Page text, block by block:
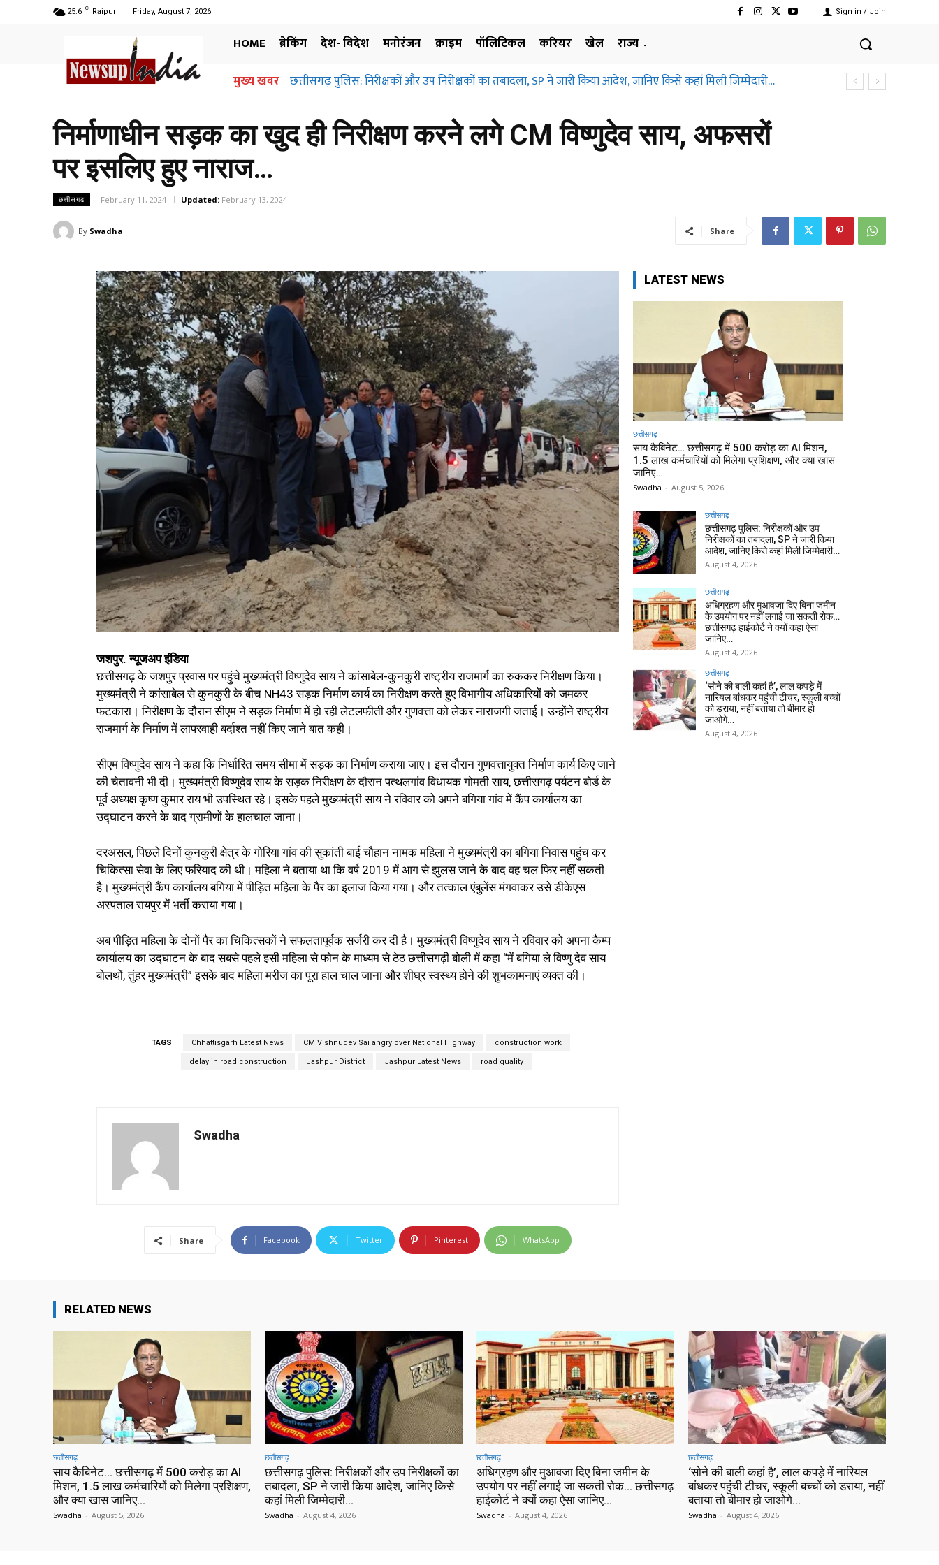
25.6 C Raipur Friday, August 7, 2026 Sign in / Join
HOME ब्रेकिंग देश- विदेश मनोरंजन क्राइम पॉलिटिकल करियर खेल
राज्य
मुख्य खबर छत्तीसगढ़ पुलिस: निरीक्षकों और उप निरीक्षकों का तबादला, SP ने जारी किया आदेश, जानिए किसे कहां मिली जिम्मेदारी…
निर्माणाधीन सड़क का खुद ही निरीक्षण करने लगे CM विष्णुदेव साय, अफसरों
पर इसलिए हुए नाराज…
छत्तीसगढ़ February 11, 2024 Updated: February 13, 2024
By Swadha Share
जशपुर. न्यूजअप इंडिया
छत्तीसगढ़ के जशपुर प्रवास पर पहुंचे मुख्यमंत्री विष्णुदेव साय ने कांसाबेल-कुनकुरी राष्ट्रीय राजमार्ग का रुककर निरीक्षण किया।
मुख्यमंत्री ने कांसाबेल से कुनकुरी के बीच NH43 सड़क निर्माण कार्य का निरीक्षण करते हुए विभागीय अधिकारियों को जमकर
फटकारा। निरीक्षण के दौरान सीएम ने सड़क निर्माण में हो रही लेटलफीती और गुणवत्ता को लेकर नाराजगी जताई। उन्होंने राष्ट्रीय
राजमार्ग के निर्माण में लापरवाही बर्दाश्त नहीं किए जाने बात कही।
सीएम विष्णुदेव साय ने कहा कि निर्धारित समय सीमा में सड़क का निर्माण कराया जाए। इस दौरान गुणवत्तायुक्त निर्माण कार्य किए जाने
की चेतावनी भी दी। मुख्यमंत्री विष्णुदेव साय के सड़क निरीक्षण के दौरान पत्थलगांव विधायक गोमती साय, छत्तीसगढ़ पर्यटन बोर्ड के
पूर्व अध्यक्ष कृष्ण कुमार राय भी उपस्थित रहे। इसके पहले मुख्यमंत्री साय ने रविवार को अपने बगिया गांव में कैंप कार्यालय का
उद्घाटन करने के बाद ग्रामीणों के हालचाल जाना।
दरअसल, पिछले दिनों कुनकुरी क्षेत्र के गोरिया गांव की सुकांती बाई चौहान नामक महिला ने मुख्यमंत्री का बगिया निवास पहुंच कर
चिकित्सा सेवा के लिए फरियाद की थी। महिला ने बताया था कि वर्ष 2019 में आग से झुलस जाने के बाद वह चल फिर नहीं सकती
है। मुख्यमंत्री कैंप कार्यालय बगिया में पीड़ित महिला के पैर का इलाज किया गया। और तत्काल एंबुलेंस मंगवाकर उसे डीकेएस
अस्पताल रायपुर में भर्ती कराया गया।
अब पीड़ित महिला के दोनों पैर का चिकित्सकों ने सफलतापूर्वक सर्जरी कर दी है। मुख्यमंत्री विष्णुदेव साय ने रविवार को अपना कैम्प
कार्यालय का उद्घाटन के बाद सबसे पहले इसी महिला से फोन के माध्यम से ठेठ छत्तीसगढ़ी बोली में कहा “में बगिया ले विष्णु देव साय
बोलथों, तुंहर मुख्यमंत्री” इसके बाद महिला मरीज का पूरा हाल चाल जाना और शीघ्र स्वस्थ्य होने की शुभकामनाएं व्यक्त की।
TAGS Chhattisgarh Latest News CM Vishnudev Sai angry over National Highway construction work
delay in road construction Jashpur District Jashpur Latest News road quality
Swadha
Share Facebook Twitter Pinterest WhatsApp
LATEST NEWS
छत्तीसगढ़
साय कैबिनेट… छत्तीसगढ़ में 500 करोड़ का AI मिशन,
1.5 लाख कर्मचारियों को मिलेगा प्रशिक्षण, और क्या खास
जानिए…
Swadha - August 5, 2026
छत्तीसगढ़
छत्तीसगढ़ पुलिस: निरीक्षकों और उप
निरीक्षकों का तबादला, SP ने जारी किया
आदेश, जानिए किसे कहां मिली जिम्मेदारी…
August 4, 2026
छत्तीसगढ़
अधिग्रहण और मुआवजा दिए बिना जमीन
के उपयोग पर नहीं लगाई जा सकती रोक…
छत्तीसगढ़ हाईकोर्ट ने क्यों कहा ऐसा
जानिए…
August 4, 2026
छत्तीसगढ़
‘सोने की बाली कहां है’, लाल कपड़े में
नारियल बांधकर पहुंची टीचर, स्कूली बच्चों
को डराया, नहीं बताया तो बीमार हो
जाओगे…
August 4, 2026
RELATED NEWS
छत्तीसगढ़
साय कैबिनेट… छत्तीसगढ़ में 500 करोड़ का AI
मिशन, 1.5 लाख कर्मचारियों को मिलेगा प्रशिक्षण,
और क्या खास जानिए…
Swadha - August 5, 2026
छत्तीसगढ़
छत्तीसगढ़ पुलिस: निरीक्षकों और उप निरीक्षकों का
तबादला, SP ने जारी किया आदेश, जानिए किसे
कहां मिली जिम्मेदारी…
Swadha - August 4, 2026
छत्तीसगढ़
अधिग्रहण और मुआवजा दिए बिना जमीन के
उपयोग पर नहीं लगाई जा सकती रोक… छत्तीसगढ़
हाईकोर्ट ने क्यों कहा ऐसा जानिए…
Swadha - August 4, 2026
छत्तीसगढ़
‘सोने की बाली कहां है’, लाल कपड़े में नारियल
बांधकर पहुंची टीचर, स्कूली बच्चों को डराया, नहीं
बताया तो बीमार हो जाओगे…
Swadha - August 4, 2026